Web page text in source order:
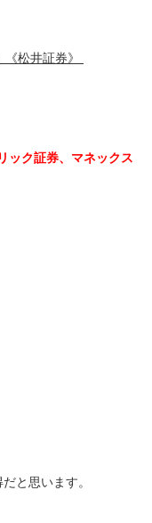
松井証券》
ック証券、マネックス
と思います。